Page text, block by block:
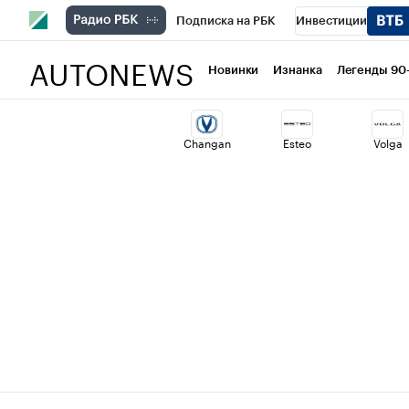
Подписка на РБК Инвестиции
Национальные проекты Город
Кредитные рейтинги Франшизы
AUTONEWS Новинки Изнанка Легенды
Changan Esteo Volga